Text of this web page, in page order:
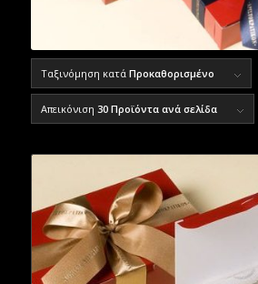
Ταξινόμηση κατά Προκαθορισμένο
Απεικόνιση 30 Προϊόντα ανά σελίδα